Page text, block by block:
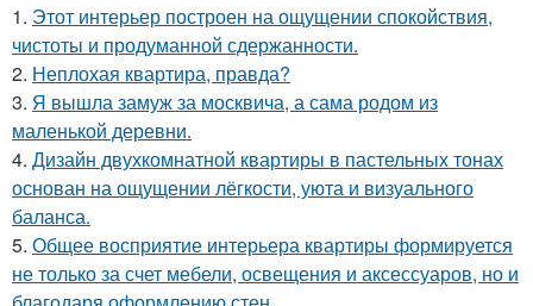
1. Этот интерьер построен на ощущении спокойствия,
чистоты и продуманной сдержанности.
2. Неплохая квартира, правда?
3. Я вышла замуж за москвича, а сама родом из
маленькой деревни.
4. Дизайн двухкомнатной квартиры в пастельных тонах
основан на ощущении лёгкости, уюта и визуального
баланса.
5. Общее восприятие интерьера квартиры формируется
не только за счет мебели, освещения и аксессуаров, но и